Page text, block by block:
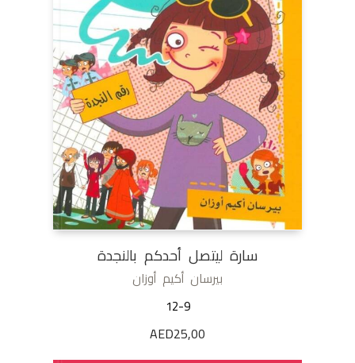
سارة ليتصل أحدكم بالنجدة
بيرسان أكيم أوزان
12-9
AED25,00